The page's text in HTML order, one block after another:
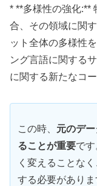
* **多様性の強化:**
合、その領域に関
ット全体の多様性
ング言語に関する
に関する新たなコ
この時、 元のデ
ることが重要で
く変えることな
する必要がありま